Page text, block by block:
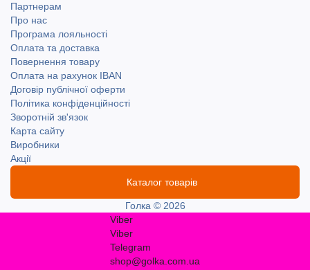
Партнерам
Про нас
Програма лояльності
Оплата та доставка
Повернення товару
Оплата на рахунок IBAN
Договір публічної оферти
Політика конфіденційності
Зворотній зв'язок
Карта сайту
Виробники
Акції
Каталог товарів
Голка © 2026
Viber
Viber
Telegram
shop@golka.com.ua